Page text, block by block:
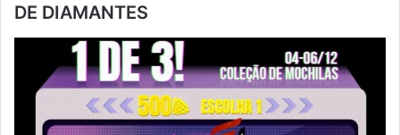
DE DIAMANTES